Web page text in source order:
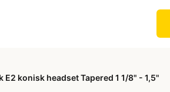
E2 konisk headset Tapered 1 1/8" - 1,5"